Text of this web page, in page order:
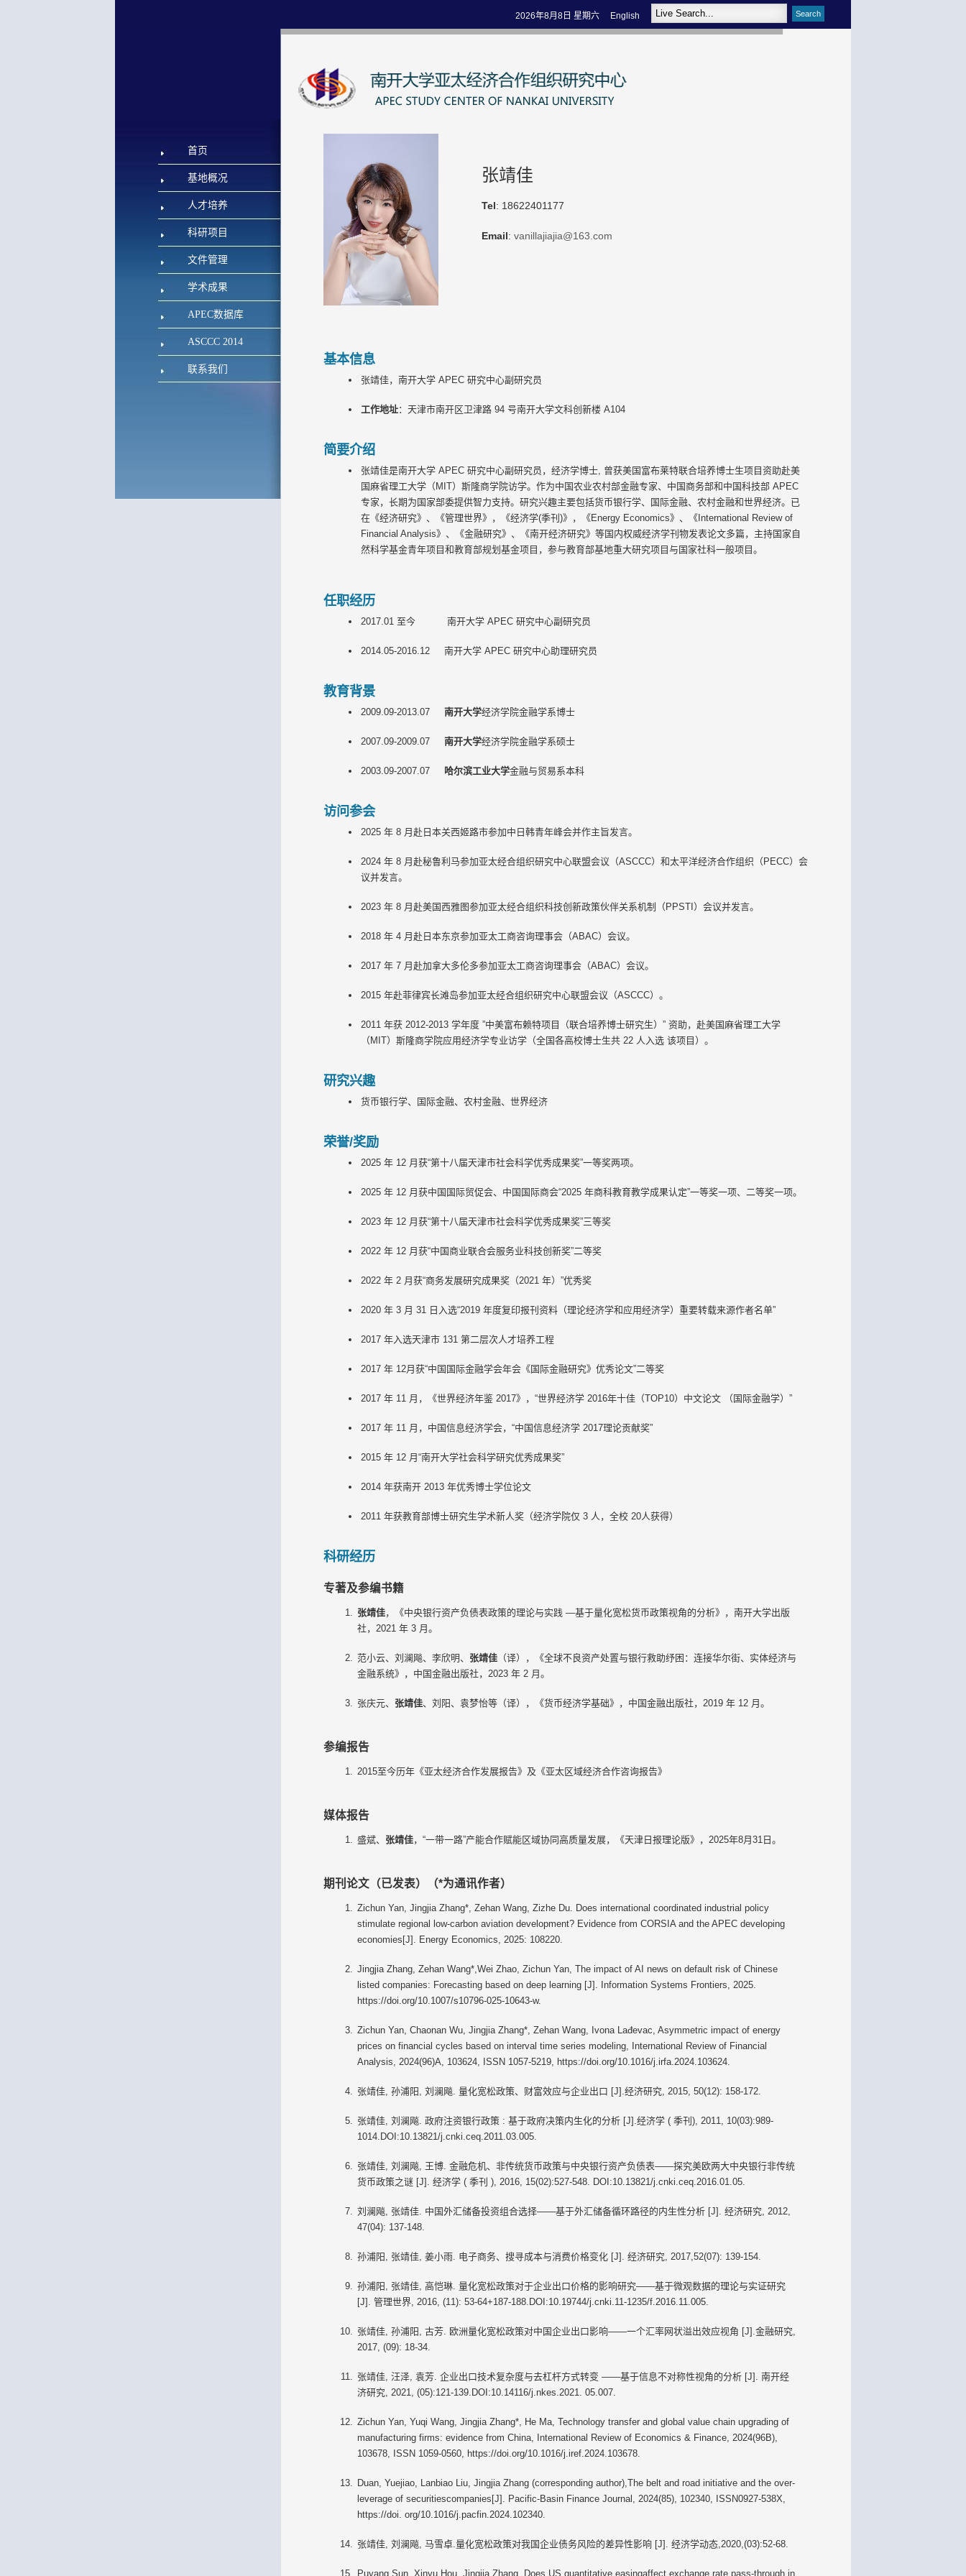
2026年8月8日 星期六 English
首页
基地概况
人才培养
科研项目
文件管理
学术成果
APEC数据库
ASCCC 2014
联系我们
张靖佳
Tel: 18622401177
Email: vanillajiajia@163.com
基本信息
张靖佳，南开大学 APEC 研究中心副研究员
工作地址：天津市南开区卫津路 94 号南开大学文科创新楼 A104
简要介绍
张靖佳是南开大学 APEC 研究中心副研究员，经济学博士, 曾获美国富布莱特联合培养博士生项目资助赴美
国麻省理工大学（MIT）斯隆商学院访学。作为中国农业农村部金融专家、中国商务部和中国科技部 APEC
专家，长期为国家部委提供智力支持。研究兴趣主要包括货币银行学、国际金融、农村金融和世界经济。已
在《经济研究》、《管理世界》，《经济学(季刊)》，《Energy Economics》、《International Review of
Financial Analysis》、《金融研究》、《南开经济研究》等国内权威经济学刊物发表论文多篇，主持国家自
然科学基金青年项目和教育部规划基金项目，参与教育部基地重大研究项目与国家社科一般项目。
任职经历
2017.01 至今 南开大学 APEC 研究中心副研究员
2014.05-2016.12 南开大学 APEC 研究中心助理研究员
教育背景
2009.09-2013.07 南开大学经济学院金融学系博士
2007.09-2009.07 南开大学经济学院金融学系硕士
2003.09-2007.07 哈尔滨工业大学金融与贸易系本科
访问参会
2025 年 8 月赴日本关西姬路市参加中日韩青年峰会并作主旨发言。
2024 年 8 月赴秘鲁利马参加亚太经合组织研究中心联盟会议（ASCCC）和太平洋经济合作组织（PECC）会
议并发言。
2023 年 8 月赴美国西雅图参加亚太经合组织科技创新政策伙伴关系机制（PPSTI）会议并发言。
2018 年 4 月赴日本东京参加亚太工商咨询理事会（ABAC）会议。
2017 年 7 月赴加拿大多伦多参加亚太工商咨询理事会（ABAC）会议。
2015 年赴菲律宾长滩岛参加亚太经合组织研究中心联盟会议（ASCCC）。
2011 年获 2012-2013 学年度 ”中美富布赖特项目（联合培养博士研究生）” 资助，赴美国麻省理工大学
（MIT）斯隆商学院应用经济学专业访学（全国各高校博士生共 22 人入选 该项目）。
研究兴趣
货币银行学、国际金融、农村金融、世界经济
荣誉/奖励
2025 年 12 月获“第十八届天津市社会科学优秀成果奖”一等奖两项。
2025 年 12 月获中国国际贸促会、中国国际商会“2025 年商科教育教学成果认定”一等奖一项、二等奖一项。
2023 年 12 月获“第十八届天津市社会科学优秀成果奖”三等奖
2022 年 12 月获“中国商业联合会服务业科技创新奖”二等奖
2022 年 2 月获“商务发展研究成果奖（2021 年） ”优秀奖
2020 年 3 月 31 日入选“2019 年度复印报刊资料（理论经济学和应用经济学）重要转载来源作者名单”
2017 年入选天津市 131 第二层次人才培养工程
2017 年 12月获“中国国际金融学会年会《国际金融研究》优秀论文”二等奖
2017 年 11 月，《世界经济年鉴 2017》， “世界经济学 2016年十佳（TOP10）中文论文 （国际金融学） ”
2017 年 11 月，中国信息经济学会， “中国信息经济学 2017理论贡献奖”
2015 年 12 月 “南开大学社会科学研究优秀成果奖”
2014 年获南开 2013 年优秀博士学位论文
2011 年获教育部博士研究生学术新人奖（经济学院仅 3 人，全校 20人获得）
科研经历
专著及参编书籍
张靖佳，《中央银行资产负债表政策的理论与实践 —基于量化宽松货币政策视角的分析》，南开大学出版
社，2021 年 3 月。
范小云、刘澜飚、李欣明、 张靖佳（译），《全球不良资产处置与银行救助纾困：连接华尔街、实体经济与
金融系统》，中国金融出版社，2023 年 2 月。
张庆元、 张靖佳、刘阳、袁梦怡等（译），《货币经济学基础》，中国金融出版社，2019 年 12 月。
参编报告
2015至今历年《亚太经济合作发展报告》及《亚太区域经济合作咨询报告》
媒体报告
盛斌、 张靖佳，“一带一路”产能合作赋能区域协同高质量发展，《天津日报理论版》，2025年8月31日。
期刊论文（已发表）（*为通讯作者）
Zichun Yan, Jingjia Zhang*, Zehan Wang, Zizhe Du. Does international coordinated industrial policy
stimulate regional low-carbon aviation development? Evidence from CORSIA and the APEC developing
economies[J]. Energy Economics, 2025: 108220.
Jingjia Zhang, Zehan Wang*,Wei Zhao, Zichun Yan, The impact of AI news on default risk of Chinese
listed companies: Forecasting based on deep learning [J]. Information Systems Frontiers, 2025.
https://doi.org/10.1007/s10796-025-10643-w.
Zichun Yan, Chaonan Wu, Jingjia Zhang*, Zehan Wang, Ivona Lađevac, Asymmetric impact of energy
prices on financial cycles based on interval time series modeling, International Review of Financial
Analysis, 2024(96)A, 103624, ISSN 1057-5219, https://doi.org/10.1016/j.irfa.2024.103624.
张靖佳, 孙浦阳, 刘澜飚. 量化宽松政策、财富效应与企业出口 [J].经济研究, 2015, 50(12): 158-172.
张靖佳, 刘澜飚. 政府注资银行政策 : 基于政府决策内生化的分析 [J].经济学 ( 季刊), 2011, 10(03):989-
1014.DOI:10.13821/j.cnki.ceq.2011.03.005.
张靖佳, 刘澜飚, 王博. 金融危机、非传统货币政策与中央银行资产负债表——探究美欧两大中央银行非传统
货币政策之谜 [J]. 经济学 ( 季刊 ), 2016, 15(02):527-548. DOI:10.13821/j.cnki.ceq.2016.01.05.
刘澜飚, 张靖佳. 中国外汇储备投资组合选择——基于外汇储备循环路径的内生性分析 [J]. 经济研究, 2012,
47(04): 137-148.
孙浦阳, 张靖佳, 姜小雨. 电子商务、搜寻成本与消费价格变化 [J]. 经济研究, 2017,52(07): 139-154.
孙浦阳, 张靖佳, 高恺琳. 量化宽松政策对于企业出口价格的影响研究——基于微观数据的理论与实证研究
[J]. 管理世界, 2016, (11): 53-64+187-188.DOI:10.19744/j.cnki.11-1235/f.2016.11.005.
张靖佳, 孙浦阳, 古芳. 欧洲量化宽松政策对中国企业出口影响——一个汇率网状溢出效应视角 [J].金融研究,
2017, (09): 18-34.
张靖佳, 汪泽, 袁芳. 企业出口技术复杂度与去杠杆方式转变 ——基于信息不对称性视角的分析 [J]. 南开经
济研究, 2021, (05):121-139.DOI:10.14116/j.nkes.2021. 05.007.
Zichun Yan, Yuqi Wang, Jingjia Zhang*, He Ma, Technology transfer and global value chain upgrading of
manufacturing firms: evidence from China, International Review of Economics & Finance, 2024(96B),
103678, ISSN 1059-0560, https://doi.org/10.1016/j.iref.2024.103678.
Duan, Yuejiao, Lanbiao Liu, Jingjia Zhang (corresponding author),The belt and road initiative and the over-
leverage of securitiescompanies[J]. Pacific-Basin Finance Journal, 2024(85), 102340, ISSN0927-538X,
https://doi. org/10.1016/j.pacfin.2024.102340.
张靖佳, 刘澜飚, 马雪卓.量化宽松政策对我国企业债务风险的差异性影响 [J]. 经济学动态,2020,(03):52-68.
Puyang Sun, Xinyu Hou, Jingjia Zhang, Does US quantitative easingaffect exchange rate pass‐through in